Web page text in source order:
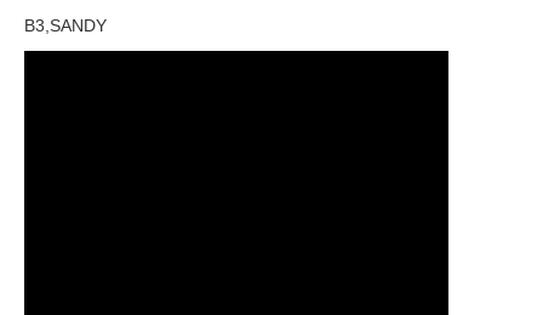
B3,SANDY